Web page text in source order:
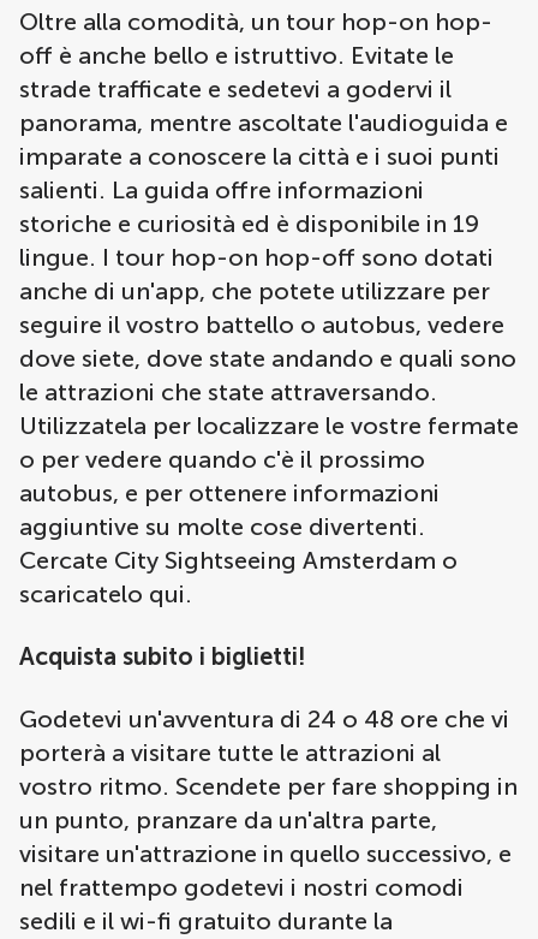
Oltre alla comodità, un tour hop-on hop-
off è anche bello e istruttivo. Evitate le
strade trafficate e sedetevi a godervi il
panorama, mentre ascoltate l'audioguida e
imparate a conoscere la città e i suoi punti
salienti. La guida offre informazioni
storiche e curiosità ed è disponibile in 19
lingue. I tour hop-on hop-off sono dotati
anche di un'app, che potete utilizzare per
seguire il vostro battello o autobus, vedere
dove siete, dove state andando e quali sono
le attrazioni che state attraversando.
Utilizzatela per localizzare le vostre fermate
o per vedere quando c'è il prossimo
autobus, e per ottenere informazioni
aggiuntive su molte cose divertenti.
Cercate City Sightseeing Amsterdam o
scaricatelo qui.
Acquista subito i biglietti!
Godetevi un'avventura di 24 o 48 ore che vi
porterà a visitare tutte le attrazioni al
vostro ritmo. Scendete per fare shopping in
un punto, pranzare da un'altra parte,
visitare un'attrazione in quello successivo, e
nel frattempo godetevi i nostri comodi
sedili e il wi-fi gratuito durante la